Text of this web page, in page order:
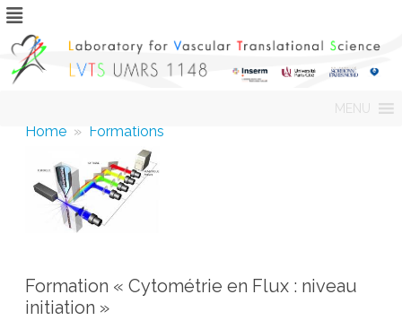
MENU
Home » Formations
Formation « Cytométrie en Flux : niveau
initiation »